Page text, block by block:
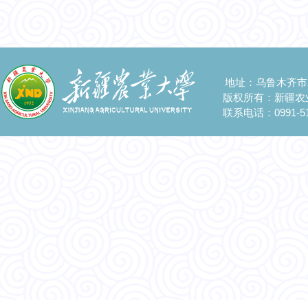
地址：乌鲁木齐
版权所有：新疆
联系电话：0991-